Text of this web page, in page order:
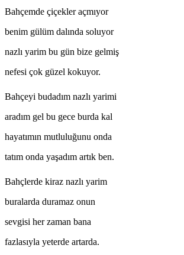
Bahçemde çiçekler açmıyor
benim gülüm dalında soluyor
nazlı yarim bu gün bize gelmiş
nefesi çok güzel kokuyor.
Bahçeyi budadım nazlı yarimi
aradım gel bu gece burda kal
hayatımın mutluluğunu onda
tatım onda yaşadım artık ben.
Bahçlerde kiraz nazlı yarim
buralarda duramaz onun
sevgisi her zaman bana
fazlasıyla yeterde artarda.